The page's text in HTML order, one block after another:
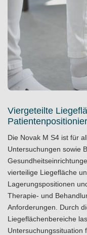
Viergeteilte
Die Novak M S4 ist für
Untersuchungen sowie
vierteilige Liegefläche
Lagerungspositionen
Therapie- und
Anforderungen. Durch
Liegeflächenbereiche
Untersuchungssituation